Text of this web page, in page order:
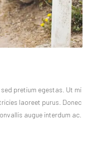
pretium egestas. Ut mi
laoreet purus. Donec
augue interdum ac.